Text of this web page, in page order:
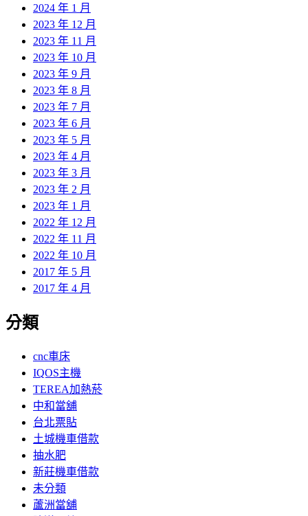
2024 年 1 月
2023 年 12 月
2023 年 11 月
2023 年 10 月
2023 年 9 月
2023 年 8 月
2023 年 7 月
2023 年 6 月
2023 年 5 月
2023 年 4 月
2023 年 3 月
2023 年 2 月
2023 年 1 月
2022 年 12 月
2022 年 11 月
2022 年 10 月
2017 年 5 月
2017 年 4 月
分類
cnc車床
IQOS主機
TEREA加熱菸
中和當舖
台北票貼
土城機車借款
抽水肥
新莊機車借款
未分類
蘆洲當舖